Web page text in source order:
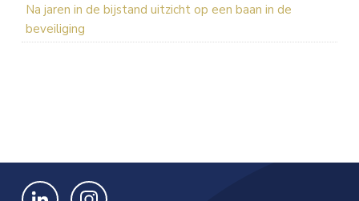
Na jaren in de bijstand uitzicht op een baan in de
beveiliging
Bekijk ons op LinkedIn Bekijk ons op Instagram